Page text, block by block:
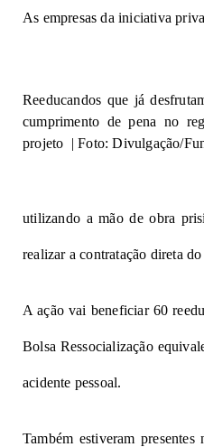
As empresas da iniciativa
Reeducandos que já
cumprimento de pena no
projeto | Foto: Divulgação/
utilizando a mão de obra
realizar a contratação direta
A ação vai beneficiar 60
Bolsa Ressocialização
acidente pessoal.
Também estiveram